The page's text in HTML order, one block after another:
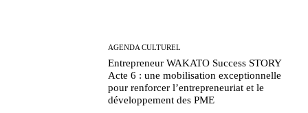
AGENDA CULTUREL
Entrepreneur WAKATO Success STORY
Acte 6 : une mobilisation exceptionnelle
pour renforcer l’entrepreneuriat et le
développement des PME